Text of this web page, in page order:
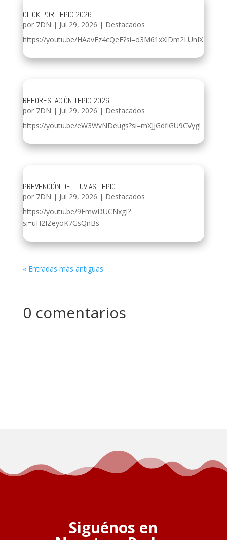
CLICK POR TEPIC 2026
por 7DN | Jul 29, 2026 | Destacados
https://youtu.be/HAavEz4cQeE?si=o3M61xXlDm2LUnIX
REFORESTACIÓN TEPIC 2026
por 7DN | Jul 29, 2026 | Destacados
https://youtu.be/eW3WvNDeugs?si=mXJJGdflGU9CVygl
PREVENCIÓN DE LLUVIAS TEPIC
por 7DN | Jul 29, 2026 | Destacados
https://youtu.be/9EmwDUCNxgI?
si=uH2IZeyoK7GsQnBs
« Entradas más antiguas
0 comentarios
Siguénos en